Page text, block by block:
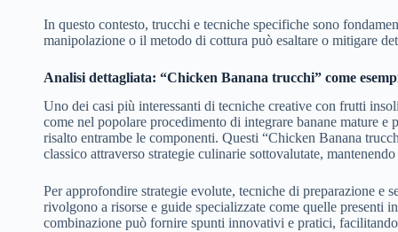
In questo contesto, trucchi e tecniche specifiche sono
manipolazione o il metodo di cottura può esaltare o mitigare
Analisi dettagliata: “Chicken Banana trucchi” come
Uno dei casi più interessanti di tecniche creative con frutti
come nel popolare procedimento di integrare banane mature
risalto entrambe le componenti. Questi “Chicken Banana
classico attraverso strategie culinarie sottovalutate,
Per approfondire strategie evolute, tecniche di preparazione e
rivolgono a risorse e guide specializzate come quelle presenti
combinazione può fornire spunti innovativi e pratici,